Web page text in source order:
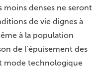
moins denses ne seront
de vie dignes à
à la population
de l’épuisement des
mode technologique